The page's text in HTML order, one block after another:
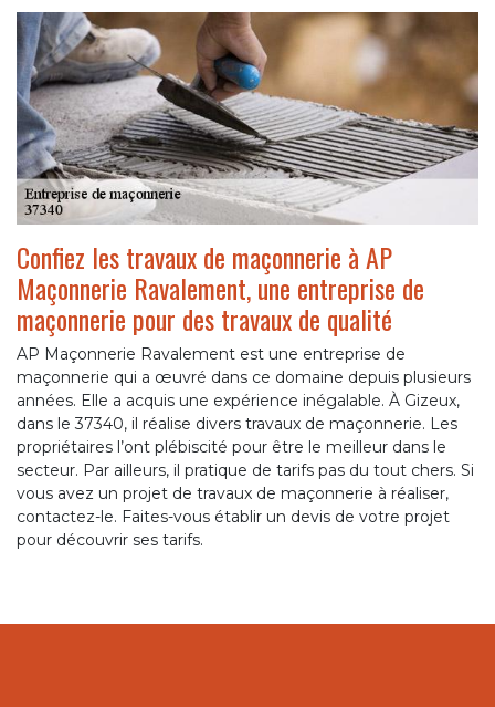
Confiez les travaux de maçonnerie à AP
Maçonnerie Ravalement, une entreprise de
maçonnerie pour des travaux de qualité
AP Maçonnerie Ravalement est une entreprise de
maçonnerie qui a œuvré dans ce domaine depuis plusieurs
années. Elle a acquis une expérience inégalable. À Gizeux,
dans le 37340, il réalise divers travaux de maçonnerie. Les
propriétaires l’ont plébiscité pour être le meilleur dans le
secteur. Par ailleurs, il pratique de tarifs pas du tout chers. Si
vous avez un projet de travaux de maçonnerie à réaliser,
contactez-le. Faites-vous établir un devis de votre projet
pour découvrir ses tarifs.